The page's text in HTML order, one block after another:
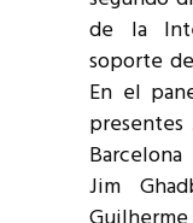
de la
soporte
En el
Jim